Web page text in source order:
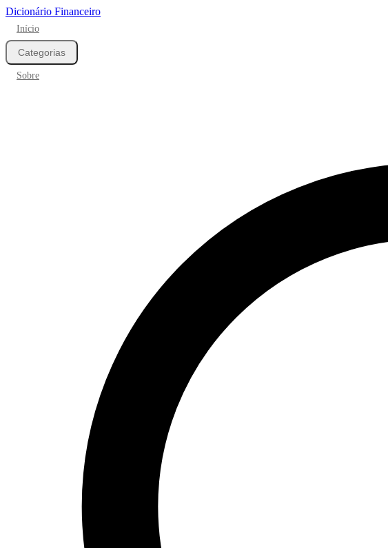
Dicionário Financeiro
Início
Categorias
Sobre